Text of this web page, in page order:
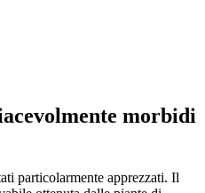
morbidi
particolarmente apprezzati. Il